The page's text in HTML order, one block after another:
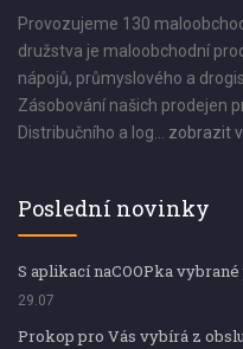
Provozujeme 130
družstva je maloobchodní
nápojů, průmyslového a
Zásobování našich prodejen
Distribučního a log... zobrazit
Poslední novinky
S aplikací naCOOPka
29.07
Prokop pro Vás vybírá z